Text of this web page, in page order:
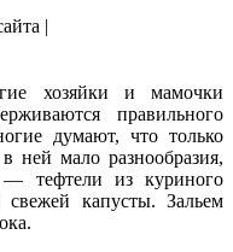
|
хозяйки и мамочки
правильного
думают, что только
ней мало разнообразия,
тефтели из куриного
свежей капусты. Зальем